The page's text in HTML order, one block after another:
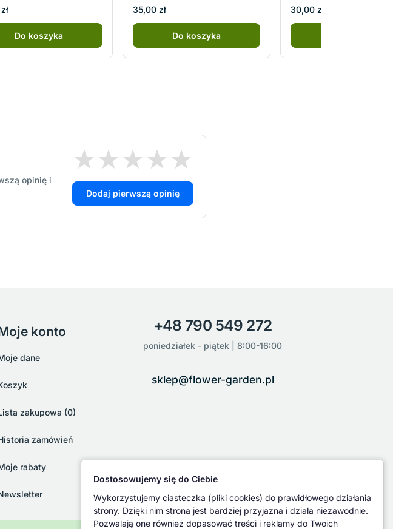
Do koszyka
35,00 zł
Do koszyka
30,00 zł
opinię i
Dodaj pierwszą opinię
konto
dane
zakupowa (0)
zamówień
rabaty
+48 790 549 272
poniedziałek - piątek | 8:00-16:00
sklep@flower-garden.pl
Dostosowujemy się do Ciebie
Wykorzystujemy ciasteczka (pliki cookies) do prawidłowego działania
strony. Dzięki nim strona jest bardziej przyjazna i działa niezawodnie.
Pozwalają one również dopasować treści i reklamy do Twoich